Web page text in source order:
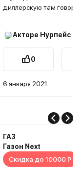
диллерскую там говорят масло
головки и клапанов. Из за этого
гидроконденсатор
всё каналы прочистили
нашли хотят вскрыть
И то без гарантий . Как то обидно
делать . Посоветуйте
пожалуйста, заранее
bajzanzan77@gmail.com
Акторе Нурпейс
0
6 января 2021
ГАЗ
Газон Next
Скидка до 10000 Р